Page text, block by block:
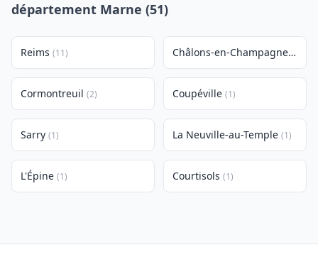
département Marne (51)
Reims (11) Châlons-en-Champagne
(4)
Cormontreuil (2) Coupéville (1)
Sarry (1) La Neuville-au-Temple (1)
L'Épine (1) Courtisols (1)